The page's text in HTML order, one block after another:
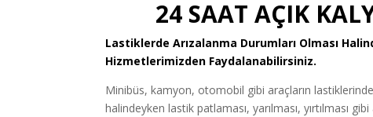
24 SAAT AÇIK
Lastiklerde Arızalanma Durumları Olması
Hizmetlerimizden Faydalanabilirsiniz.
Minibüs, kamyon, otomobil gibi araçların
halindeyken lastik patlaması, yarılması, yırtılması